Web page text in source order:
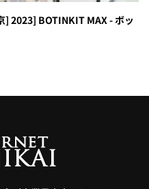
] 2023] BOTINKIT MAX - ボッ